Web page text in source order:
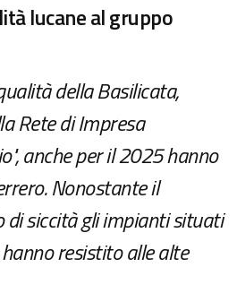
lucane al gruppo
della Basilicata,
Rete di Impresa
anche per il 2025 hanno
Nonostante il
siccità gli impianti situati
resistito alle alte